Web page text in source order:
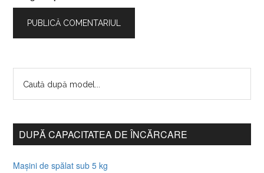
DUPĂ CAPACITATEA DE ÎNCĂRCARE
Mașini de spălat sub 5 kg